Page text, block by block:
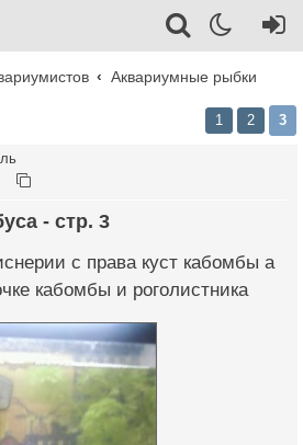
Аквариумные рыбки
1 2 3
- стр. 3
с права куст кабомбы а
кабомбы и роголистника